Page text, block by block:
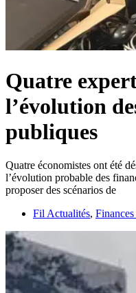
Quatre
l’évolution
publiques
Quatre économistes ont été
l’évolution probable des
proposer des scénarios de
Fil Actualités,